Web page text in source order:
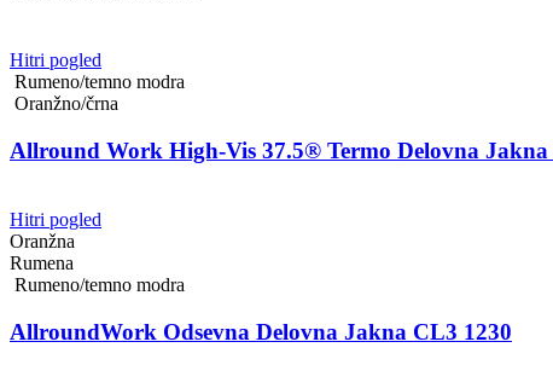
Hitri pogled
Rumeno/temno modra
Oranžno/črna
Allround Work High-Vis 37.5® Termo Delovna Jakna
Hitri pogled
Oranžna
Rumena
Rumeno/temno modra
AllroundWork Odsevna Delovna Jakna CL3 1230